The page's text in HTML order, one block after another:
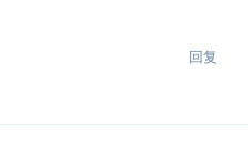
回复